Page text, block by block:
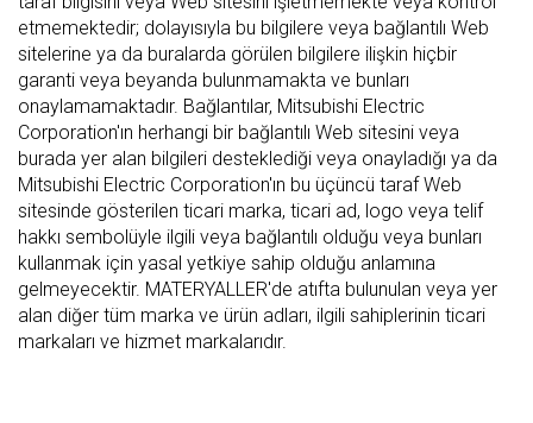
etmemektedir; dolayısıyla bu bilgilere veya bağlantılı Web
sitelerine ya da buralarda görülen bilgilere ilişkin hiçbir
garanti veya beyanda bulunmamakta ve bunları
onaylamamaktadır. Bağlantılar, Mitsubishi Electric
Corporation'ın herhangi bir bağlantılı Web sitesini veya
burada yer alan bilgileri desteklediği veya onayladığı ya da
Mitsubishi Electric Corporation'ın bu üçüncü taraf Web
sitesinde gösterilen ticari marka, ticari ad, logo veya telif
hakkı sembolüyle ilgili veya bağlantılı olduğu veya bunları
kullanmak için yasal yetkiye sahip olduğu anlamına
gelmeyecektir. MATERYALLER'de atıfta bulunulan veya yer
alan diğer tüm marka ve ürün adları, ilgili sahiplerinin ticari
markaları ve hizmet markalarıdır.